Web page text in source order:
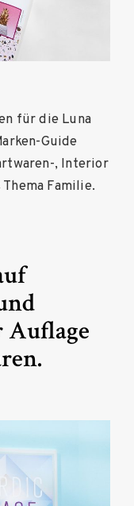
für die Luna
Guide
, Interior
Familie.
Auflage